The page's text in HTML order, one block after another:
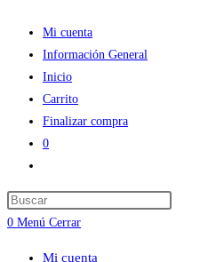
Mi cuenta
Información General
Inicio
Carrito
Finalizar compra
0
de
la
web
0 Menú Cerrar
Mi cuenta